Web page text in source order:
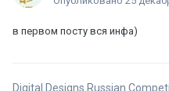
в первом посту вся инфа)
Digital Designs Russian